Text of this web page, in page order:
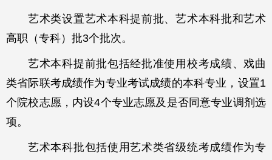
艺术类设置艺术本科提前批、艺术本科批和艺术
高职（专科）批3个批次。
艺术本科提前批包括经批准使用校考成绩、戏曲
类省际联考成绩作为专业考试成绩的本科专业，设置1
个院校志愿，内设4个专业志愿及是否同意专业调剂选
项。
艺术本科批包括使用艺术类省级统考成绩作为专